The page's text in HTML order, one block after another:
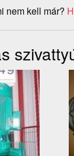
nem kell már?